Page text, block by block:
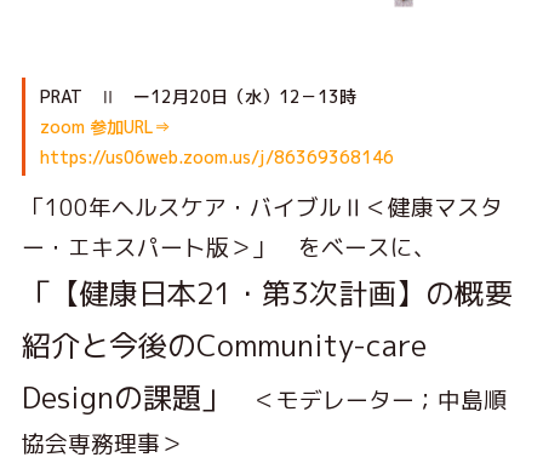
PRAT Ⅱ ー12月20日（水）12－13時
zoom 参加URL⇒
https://us06web.zoom.us/j/86369368146
「100年ヘルスケア・バイブルⅡ＜健康マスタ
ー・エキスパート版＞」 をベースに、
「【健康日本21・第3次計画】の概要
紹介と今後のCommunity-care
Designの課題」
＜モデレーター；中島順
協会専務理事＞